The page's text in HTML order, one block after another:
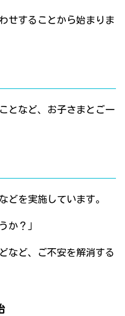
せすることから始まりま
となど、お子さまとご一
どを実施しています。
か？」
など、ご不安を解消する